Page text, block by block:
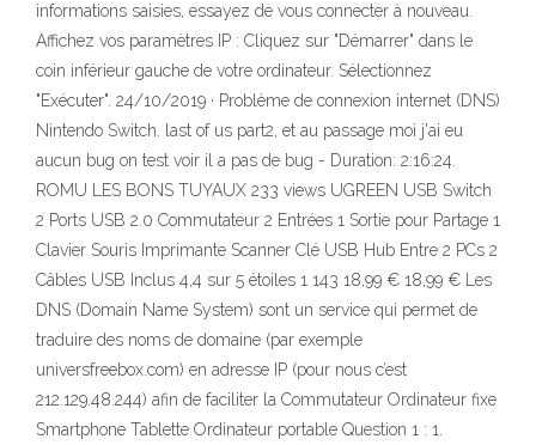
informations saisies, essayez de vous connecter à nouveau.
Affichez vos paramètres IP : Cliquez sur "Démarrer" dans le
coin inférieur gauche de votre ordinateur. Sélectionnez
"Exécuter". 24/10/2019 · Problème de connexion internet (DNS)
Nintendo Switch. last of us part2, et au passage moi j'ai eu
aucun bug on test voir il a pas de bug - Duration: 2:16:24.
ROMU LES BONS TUYAUX 233 views UGREEN USB Switch
2 Ports USB 2.0 Commutateur 2 Entrées 1 Sortie pour Partage 1
Clavier Souris Imprimante Scanner Clé USB Hub Entre 2 PCs 2
Câbles USB Inclus 4,4 sur 5 étoiles 1 143 18,99 € 18,99 € Les
DNS (Domain Name System) sont un service qui permet de
traduire des noms de domaine (par exemple
universfreebox.com) en adresse IP (pour nous c’est
212.129.48.244) afin de faciliter la Commutateur Ordinateur fixe
Smartphone Tablette Ordinateur portable Question 1 : 1.